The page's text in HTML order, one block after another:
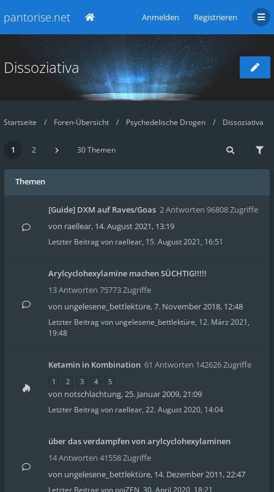
pantorise.net Anmelden Registrieren
Dissoziativa
Startseite Foren-Übersicht Psychedelische Drogen Dissoziativa
1 2 30 Themen
Themen
[Guide] DXM auf Raves/Goas 2 Antworten 96808 Zugriffe
von raellear, 14. August 2021, 13:19
Letzter Beitrag von raellear, 15. August 2021, 16:51
Arylcyclohexylamine machen SÜCHTIG!!!!!
13 Antworten 75773 Zugriffe
von ungelesene_bettlektüre,7. November 2018, 12:48
Letzter Beitrag von ungelesene_bettlektüre, 12. März 2021,
19:48
Ketamin in Kombination 61 Antworten 142626 Zugriffe
1 2 3 4 5
von notschlachtung,25. Januar 2009, 21:09
Letzter Beitrag von raellear, 22. August 2020, 14:04
über das verdampfen von arylcyclohexylaminen
14 Antworten 41558 Zugriffe
von ungelesene_bettlektüre, 14. Dezember 2011, 22:47
Letzter Beitrag von poiZEN, 30. April 2020, 18:21